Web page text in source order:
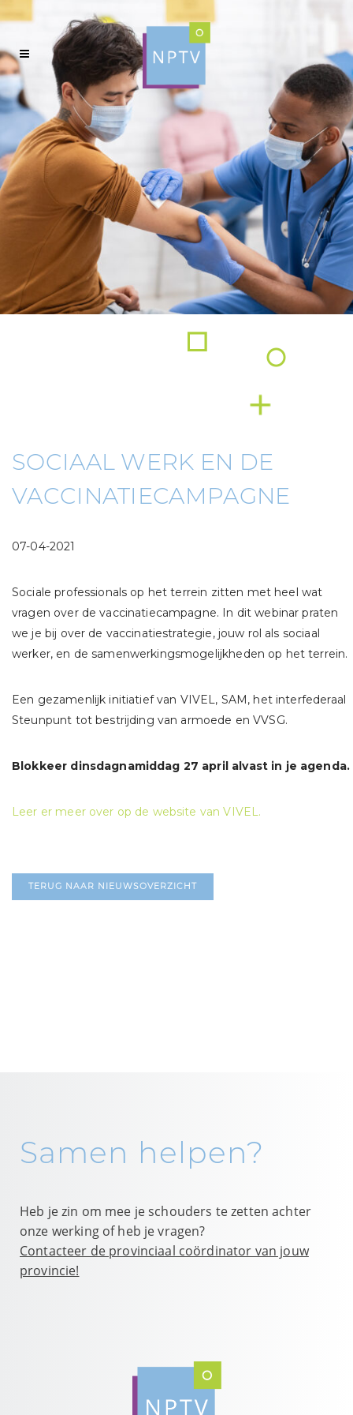
SOCIAAL WERK EN DE
VACCINATIECAMPAGNE
07-04-2021
Sociale professionals op het terrein zitten met heel wat
vragen over de vaccinatiecampagne. In dit webinar praten
we je bij over de vaccinatiestrategie, jouw rol als sociaal
werker, en de samenwerkingsmogelijkheden op het terrein.
Een gezamenlijk initiatief van VIVEL, SAM, het interfederaal
Steunpunt tot bestrijding van armoede en VVSG.
Blokkeer dinsdagnamiddag 27 april alvast in je agenda.
Leer er meer over op de website van VIVEL.
TERUG NAAR NIEUWSOVERZICHT
Samen helpen?
Heb je zin om mee je schouders te zetten achter
onze werking of heb je vragen?
Contacteer de provinciaal coördinator van jouw
provincie!